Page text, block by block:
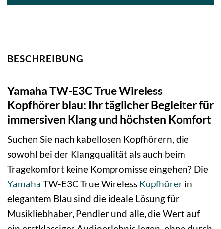
BESCHREIBUNG
Yamaha TW-E3C True Wireless
Kopfhörer blau: Ihr täglicher Begleiter für
immersiven Klang und höchsten Komfort
Suchen Sie nach kabellosen Kopfhörern, die
sowohl bei der Klangqualität als auch beim
Tragekomfort keine Kompromisse eingehen? Die
Yamaha TW-E3C True Wireless Kopfhörer in
elegantem Blau sind die ideale Lösung für
Musikliebhaber, Pendler und alle, die Wert auf